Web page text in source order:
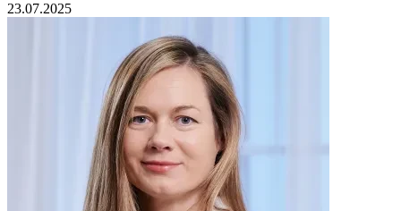
23.07.2025